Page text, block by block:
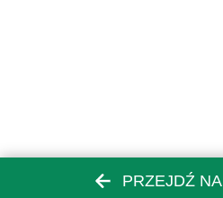
PRZEJDŹ NA